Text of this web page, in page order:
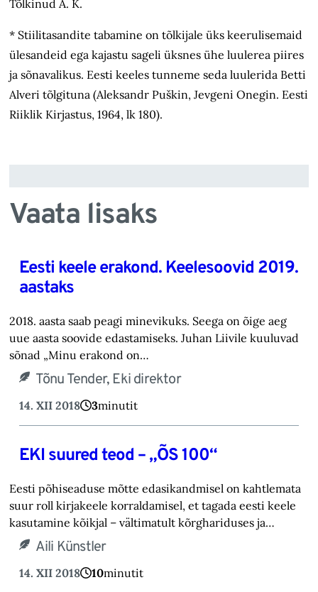
Tõlkinud A. K.
* Stiilitasandite tabamine on tõlkijale üks keerulisemaid
ülesandeid ega kajastu sageli üksnes ühe luulerea piires
ja sõnavalikus. Eesti keeles tunneme seda luule­rida Betti
Alveri tõlgituna (Aleksandr Puškin, Jevgeni Onegin. Eesti
Riiklik Kirjastus, 1964, lk 180).
Vaata lisaks
Eesti keele erakond. Keelesoovid 2019.
aastaks
2018. aasta saab peagi minevikuks. Seega on õige aeg
uue aasta soovide edastamiseks. Juhan Liivile kuuluvad
sõnad „Minu erakond on…
Tõnu Tender, Eki direktor
14. XII 2018 3minutit
EKI suured teod – „ÕS 100“
Eesti põhiseaduse mõtte edasikandmisel on kahtlemata
suur roll kirjakeele korraldamisel, et tagada eesti keele
kasutamine kõikjal – vältimatult kõrghariduses ja…
Aili Künstler
14. XII 2018 10minutit